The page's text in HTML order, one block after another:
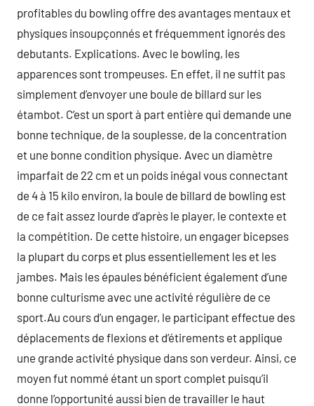
profitables du bowling offre des avantages mentaux et
physiques insoupçonnés et fréquemment ignorés des
debutants. Explications. Avec le bowling, les
apparences sont trompeuses. En effet, il ne suffit pas
simplement d’envoyer une boule de billard sur les
étambot. C’est un sport à part entière qui demande une
bonne technique, de la souplesse, de la concentration
et une bonne condition physique. Avec un diamètre
imparfait de 22 cm et un poids inégal vous connectant
de 4 à 15 kilo environ, la boule de billard de bowling est
de ce fait assez lourde d’après le player, le contexte et
la compétition. De cette histoire, un engager bicepses
la plupart du corps et plus essentiellement les et les
jambes. Mais les épaules bénéficient également d’une
bonne culturisme avec une activité régulière de ce
sport.Au cours d’un engager, le participant effectue des
déplacements de flexions et d’étirements et applique
une grande activité physique dans son verdeur. Ainsi, ce
moyen fut nommé étant un sport complet puisqu’il
donne l’opportunité aussi bien de travailler le haut